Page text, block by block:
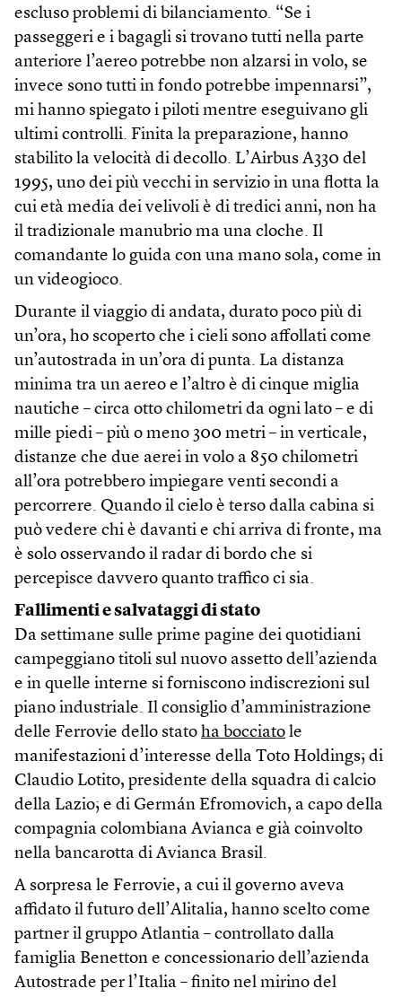
escluso problemi di bilanciamento. “Se i
passeggeri e i bagagli si trovano tutti nella parte
anteriore l’aereo potrebbe non alzarsi in volo, se
invece sono tutti in fondo potrebbe impennarsi”,
mi hanno spiegato i piloti mentre eseguivano gli
ultimi controlli. Finita la preparazione, hanno
stabilito la velocità di decollo. L’Airbus A330 del
1995, uno dei più vecchi in servizio in una flotta la
cui età media dei velivoli è di tredici anni, non ha
il tradizionale manubrio ma una cloche. Il
comandante lo guida con una mano sola, come in
un videogioco.
Durante il viaggio di andata, durato poco più di
un’ora, ho scoperto che i cieli sono affollati come
un’autostrada in un’ora di punta. La distanza
minima tra un aereo e l’altro è di cinque miglia
nautiche – circa otto chilometri da ogni lato – e di
mille piedi – più o meno 300 metri – in verticale,
distanze che due aerei in volo a 850 chilometri
all’ora potrebbero impiegare venti secondi a
percorrere. Quando il cielo è terso dalla cabina si
può vedere chi è davanti e chi arriva di fronte, ma
è solo osservando il radar di bordo che si
percepisce davvero quanto traffico ci sia.
Fallimenti e salvataggi di stato
Da settimane sulle prime pagine dei quotidiani
campeggiano titoli sul nuovo assetto dell’azienda
e in quelle interne si forniscono indiscrezioni sul
piano industriale. Il consiglio d’amministrazione
delle Ferrovie dello stato ha bocciato le
manifestazioni d’interesse della Toto Holdings; di
Claudio Lotito, presidente della squadra di calcio
della Lazio; e di Germán Efromovich, a capo della
compagnia colombiana Avianca e già coinvolto
nella bancarotta di Avianca Brasil.
A sorpresa le Ferrovie, a cui il governo aveva
affidato il futuro dell’Alitalia, hanno scelto come
partner il gruppo Atlantia – controllato dalla
famiglia Benetton e concessionario dell’azienda
Autostrade per l’Italia – finito nel mirino del